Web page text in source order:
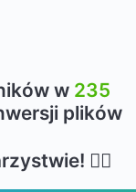
w 235
plików
👍🏻